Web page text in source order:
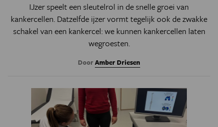
IJzer speelt een sleutelrol in de snelle groei van
kankercellen. Datzelfde ijzer vormt tegelijk ook de zwakke
schakel van een kankercel: we kunnen kankercellen laten
wegroesten.
DoorAmber Driesen